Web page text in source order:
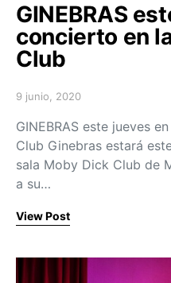
GINEBRAS
concierto en
Club
Posted on
9 junio, 2020
GINEBRAS este jueves
Club Ginebras estará
sala Moby Dick Club de
a su…
View Post